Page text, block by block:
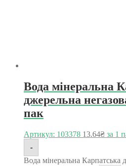
Вода мінеральна
джерельна
пак
Артикул: 103378 13.64₴ за 1
-
Вода мінеральна Карпатська